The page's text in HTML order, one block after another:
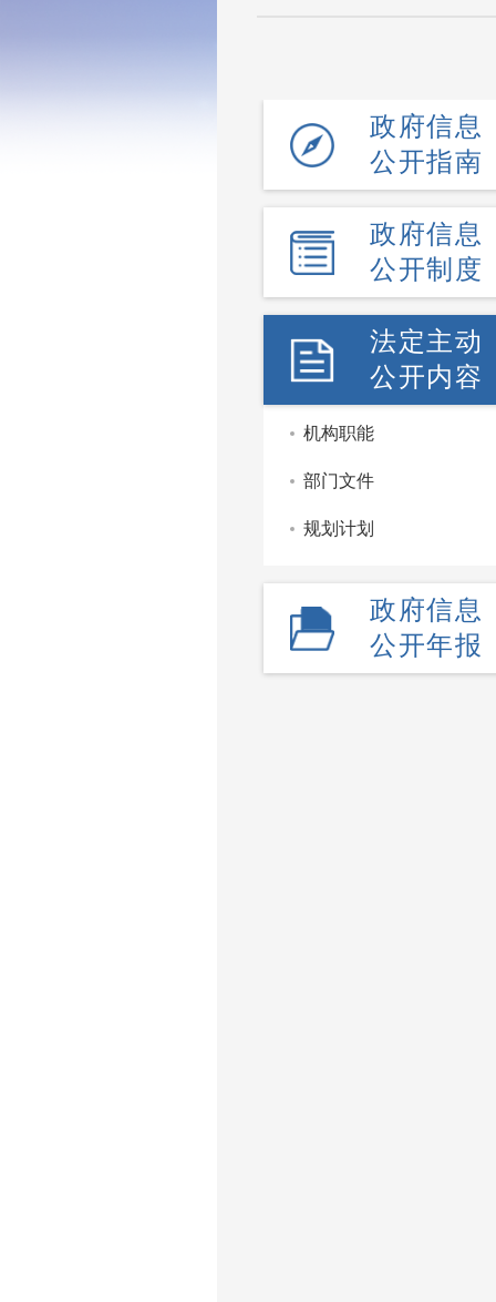
政府信息
公开指南
政府信息
公开制度
法定主动
公开内容
机构职能
部门文件
规划计划
政府信息
公开年报